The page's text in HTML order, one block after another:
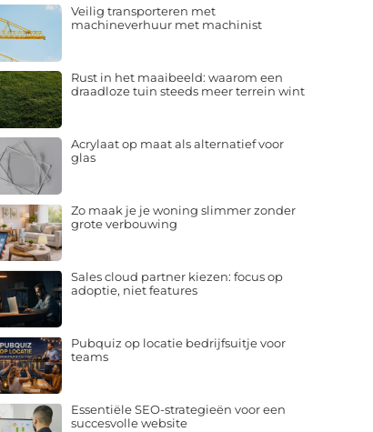
Veilig transporteren met
machineverhuur met machinist
Rust in het maaibeeld: waarom een
draadloze tuin steeds meer terrein wint
Acrylaat op maat als alternatief voor
glas
Zo maak je je woning slimmer zonder
grote verbouwing
Sales cloud partner kiezen: focus op
adoptie, niet features
Pubquiz op locatie bedrijfsuitje voor
teams
Essentiële SEO-strategieën voor een
succesvolle website